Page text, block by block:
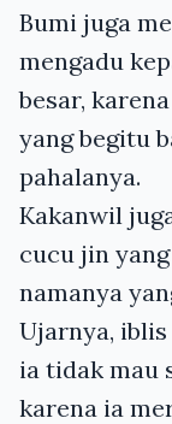
Bumi juga
mengadu
besar,
yang begitu
pahalanya.
Kakanwil
cucu jin
namanya
Ujarnya,
ia tidak mau
karena ia